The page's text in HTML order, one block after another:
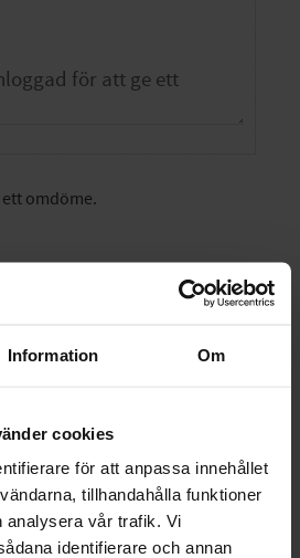
Information Om
cookies
för att anpassa innehållet
tillhandahålla funktioner
analysera vår trafik. Vi
identifierare och annan
omdöme.